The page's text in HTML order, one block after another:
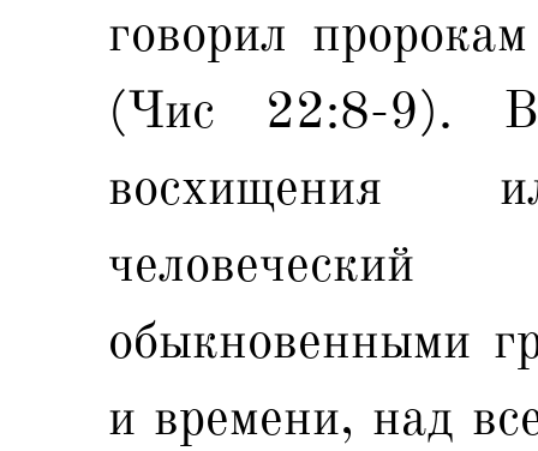
говорил
(Чис 22:8-9). В
восхищения
обыкновенными
и времени, над